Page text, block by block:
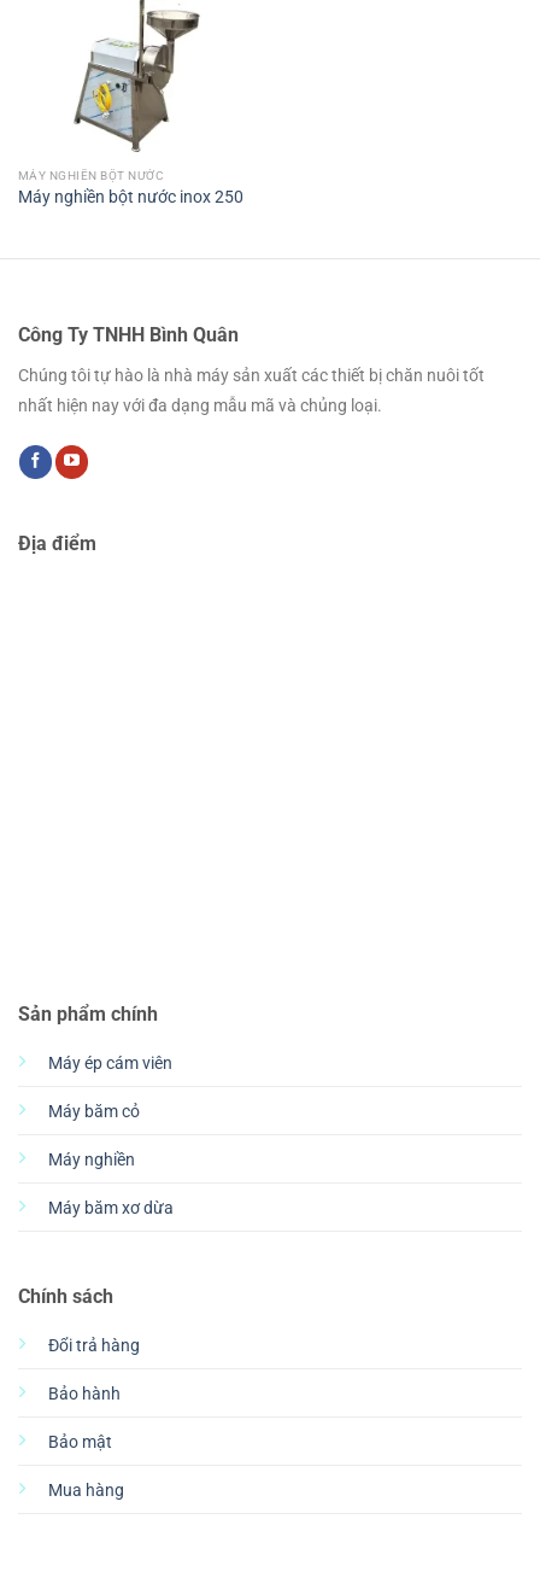
MÁY NGHIỀN BỘT NƯỚC
Máy nghiền bột nước inox 250
Công Ty TNHH Bình Quân
Chúng tôi tự hào là nhà máy sản xuất các thiết bị chăn nuôi tốt
nhất hiện nay với đa dạng mẫu mã và chủng loại.
Sản phẩm chính
Máy ép cám viên
Máy băm cỏ
Máy nghiền
Máy băm xơ dừa
Chính sách
Đổi trả hàng
Bảo hành
Bảo mật
Mua hàng
Địa điểm